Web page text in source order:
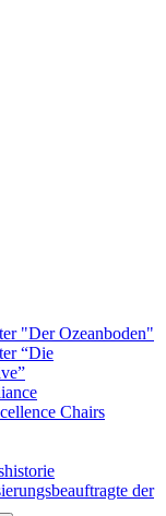
"Der Ozeanboden"
“Die
Chairs
der